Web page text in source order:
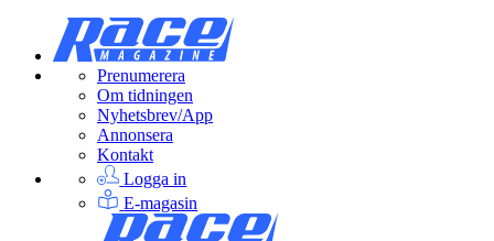
Prenumerera
Om tidningen
Nyhetsbrev/App
Annonsera
Kontakt
Logga in
E-magasin